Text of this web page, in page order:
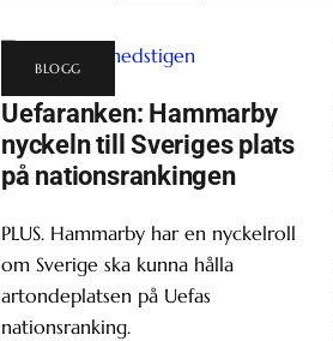
BLOGG
Uefaranken: Hammarby
nyckeln till Sveriges plats
på nationsrankingen
PLUS. Hammarby har en nyckelroll
om Sverige ska kunna hålla
artondeplatsen på Uefas
nationsranking.